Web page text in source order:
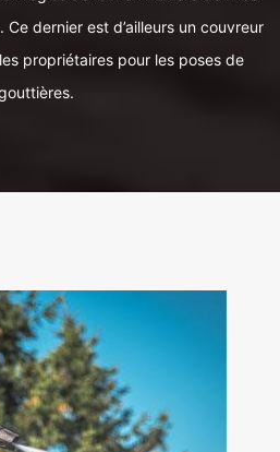
dernier est d’ailleurs un couvreur
propriétaires pour les poses de